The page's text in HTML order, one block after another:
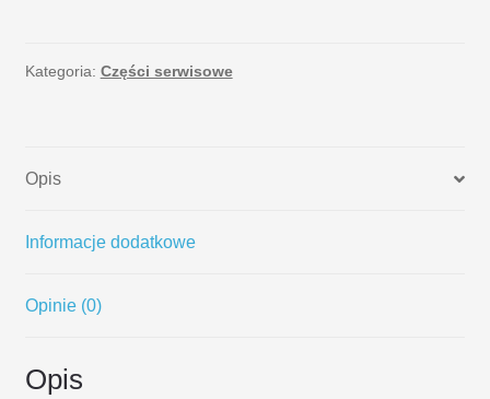
Kategoria: Części serwisowe
Opis
Informacje dodatkowe
Opinie (0)
Opis